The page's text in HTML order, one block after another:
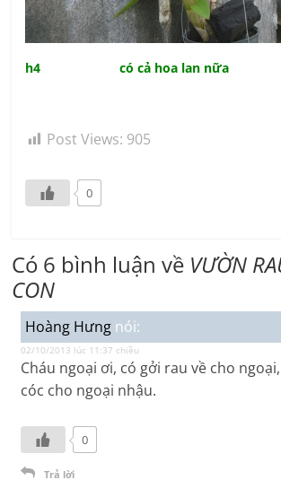
h4 có cả hoa lan nữa
Post Views: 905
0
Có 6 bình luận về VƯỜN
CON
Hoàng Hưng nói:
02/10/2013 lúc 11:37 chiều
Cháu ngoại ơi, có gởi rau về cho
cóc cho ngoại nhậu.
0
Trả lời